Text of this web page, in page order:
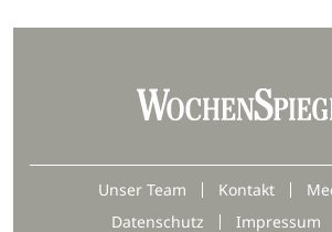
Unser Team Kontakt
Datenschutz
Impressum